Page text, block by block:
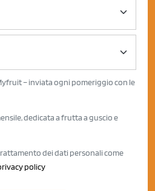
– inviata ogni pomeriggio con le
dedicata a frutta a guscio e
dei dati personali come
policy